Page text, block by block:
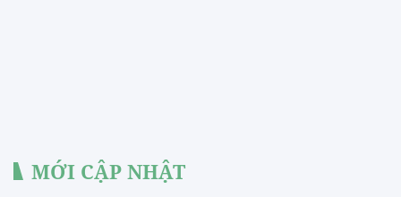
MỚI CẬP NHẬT